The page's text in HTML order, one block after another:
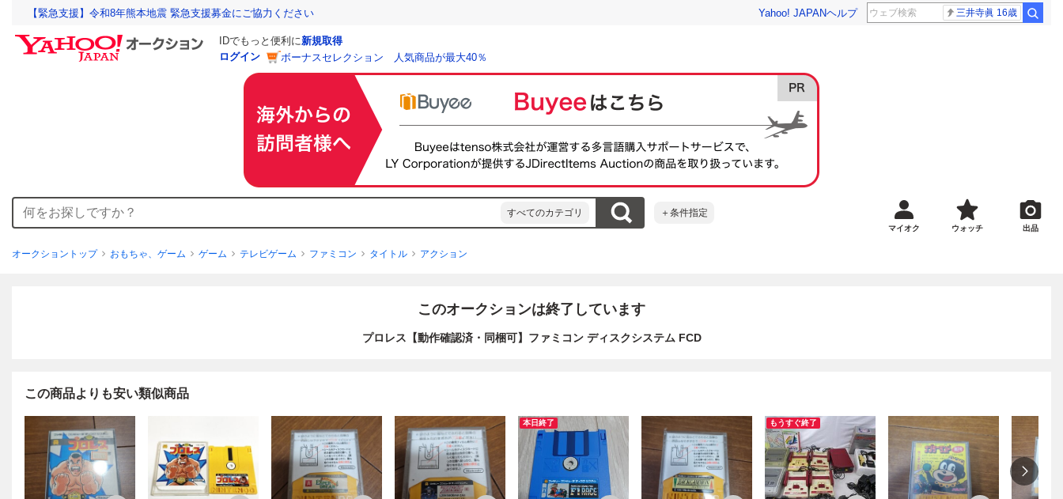
【緊急支援】令和8年熊本地震 緊急支援募金にご協力ください Yahoo! JAPANヘルプ 三井寺眞 16歳
IDでもっと便利に新規取得
ログイン
ボーナスセレクション 人気商品が最大40％
すべてのカテゴリ ＋条件指定
マイオク ウォッチ 出品
オークショントップ おもちゃ、ゲーム ゲーム テレビゲーム ファミコン タイトル アクション
このオークションは終了しています
プロレス【動作確認済・同梱可】ファミコン ディスクシステム FCD
この商品よりも安い類似商品
本日終了 もうすぐ終了